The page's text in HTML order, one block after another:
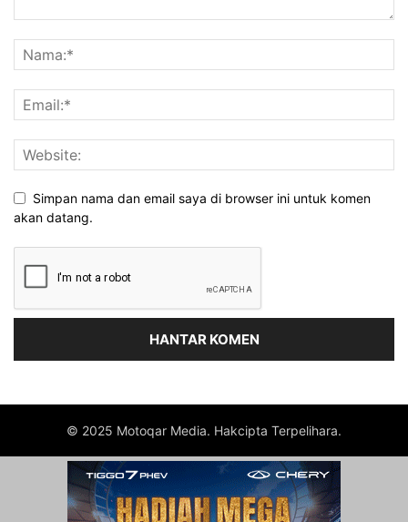
Simpan nama dan email saya di browser ini untuk komen
akan datang.
© 2025 Motoqar Media. Hakcipta Terpelihara.